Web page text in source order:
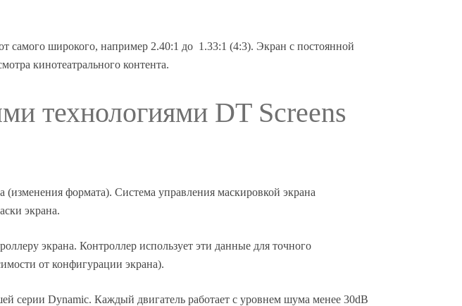
самого широкого, например 2.40:1 до 1.33:1 (4:3). Экран с постоянной
кинотеатрального контента.
технологиями DT Screens
формата). Система управления маскировкой экрана
экрана.
экрана. Контроллер использует эти данные для точного
от конфигурации экрана).
серии Dynamic. Каждый двигатель работает с уровнем шума менее 30dB